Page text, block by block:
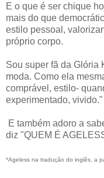
E o que é ser chique
mais do que
estilo pessoal,
próprio corpo.
Sou super fã da Glória
moda. Como ela
comprável, estilo-
experimentado, vivido."
E também adoro a
diz "QUEM É
*Ageless na tradução do inglês, a